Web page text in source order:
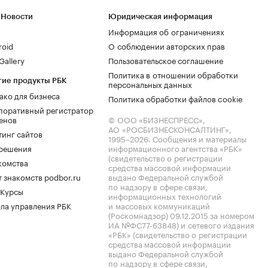
продукты РБК
для бизнеса
регистратор
сайтов
знакомств podbor.ru
управления РБК
Юридическая информация
Информация об ограничениях
О соблюдении авторских прав
Пользовательское соглашение
Политика в отношении обработки
персональных данных
Политика обработки файлов cookie
© ООО «БИЗНЕСПРЕСС»,
АО «РОСБИЗНЕСКОНСАЛТИНГ»,
1995–2026. Сообщения и материалы
информационного агентства «РБК»
(свидетельство о регистрации
средства массовой информации
выдано Федеральной службой
по надзору в сфере связи,
информационных технологий
и массовых коммуникаций
(Роскомнадзор) 09.12.2015 за номером
ИА №ФС77-63848) и сетевого издания
«РБК» (свидетельство о регистрации
средства массовой информации
выдано Федеральной службой
по надзору в сфере связи,